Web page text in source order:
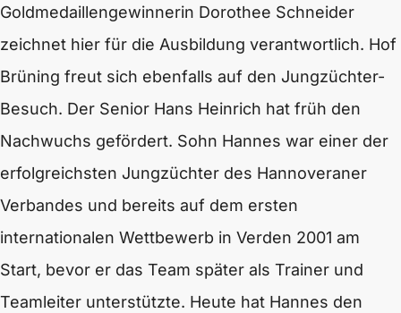
Goldmedaillengewinnerin Dorothee Schneider
zeichnet hier für die Ausbildung verantwortlich. Hof
Brüning freut sich ebenfalls auf den Jungzüchter-
Besuch. Der Senior Hans Heinrich hat früh den
Nachwuchs gefördert. Sohn Hannes war einer der
erfolgreichsten Jungzüchter des Hannoveraner
Verbandes und bereits auf dem ersten
internationalen Wettbewerb in Verden 2001 am
Start, bevor er das Team später als Trainer und
Teamleiter unterstützte. Heute hat Hannes den